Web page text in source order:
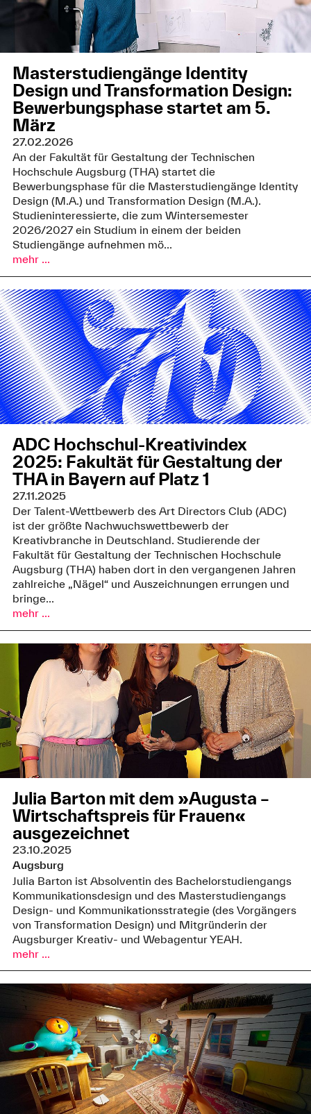
Masterstudiengänge Identity
Design und Transformation Design:
Bewerbungsphase startet am 5.
März
27.02.2026
An der Fakultät für Gestaltung der Technischen
Hochschule Augsburg (THA) startet die
Bewerbungsphase für die Masterstudiengänge Identity
Design (M.A.) und Transformation Design (M.A.).
Studieninteressierte, die zum Wintersemester
2026/2027 ein Studium in einem der beiden
Studiengänge aufnehmen mö...
mehr ...
ADC Hochschul-Kreativindex
2025: Fakultät für Gestaltung der
THA in Bayern auf Platz 1
27.11.2025
Der Talent-Wettbewerb des Art Directors Club (ADC)
ist der größte Nachwuchswettbewerb der
Kreativbranche in Deutschland. Studierende der
Fakultät für Gestaltung der Technischen Hochschule
Augsburg (THA) haben dort in den vergangenen Jahren
zahlreiche „Nägel“ und Auszeichnungen errungen und
bringe...
mehr ...
Julia Barton mit dem »Augusta –
Wirtschaftspreis für Frauen«
ausgezeichnet
23.10.2025
Augsburg
Julia Barton ist Absolventin des Bachelorstudiengangs
Kommunikationsdesign und des Masterstudiengangs
Design- und Kommunikationsstrategie (des Vorgängers
von Transformation Design) und Mitgründerin der
Augsburger Kreativ- und Webagentur YEAH.
mehr ...